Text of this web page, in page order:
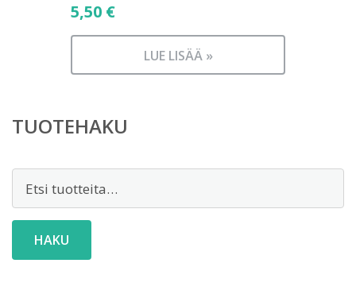
5,50 €
LUE LISÄÄ »
TUOTEHAKU
HAKU